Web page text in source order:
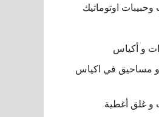
وحبيبات اوتوماتيك
و أكياس
و مساحيق في اكياس
و غلق أغطية